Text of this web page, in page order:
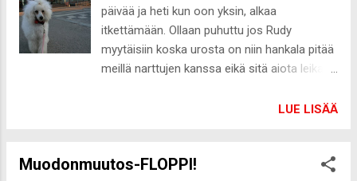
päivää ja heti kun oon yksin, alkaa
itkettämään. Ollaan puhuttu jos Rudy
myytäisiin koska urosta on niin hankala pitää
meillä narttujen kanssa eikä sitä aiota leikata.
päättää mitä teen. Luovunko siitä ja saan
tekemään näin vaikeaa päätöstä. Rakastan
LUE LISÄÄ
Muodonmuutos-FLOPPI!